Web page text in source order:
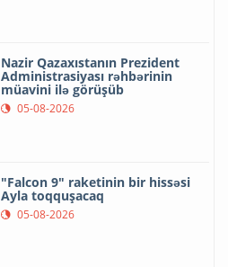
Nazir Qazaxıstanın Prezident
Administrasiyası rəhbərinin
müavini ilə görüşüb
05-08-2026
"Falcon 9" raketinin bir hissəsi
Ayla toqquşacaq
05-08-2026